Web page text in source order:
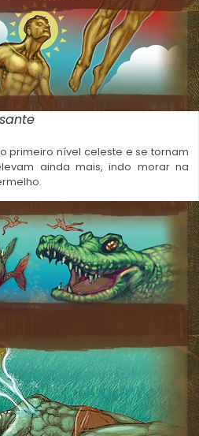
primeiro nível celeste e se tornam
ainda mais, indo morar na